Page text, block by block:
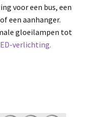
voor een bus, een
een aanhanger.
gloeilampen tot
verlichting.